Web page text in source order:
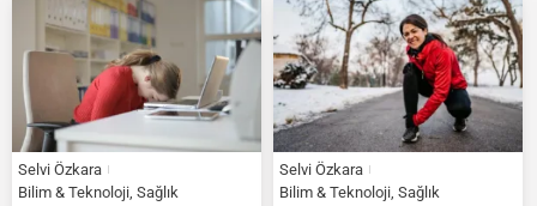
Selvi Özkara
Bilim & Teknoloji, Sağlık
Selvi Özkara
Bilim & Teknoloji, Sağlık